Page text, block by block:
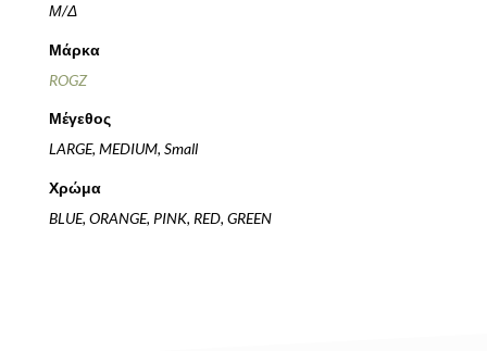
Μ/Δ
Μάρκα
ROGZ
Μέγεθος
LARGE, MEDIUM, Small
Χρώμα
BLUE, ORANGE, PINK, RED, GREEN